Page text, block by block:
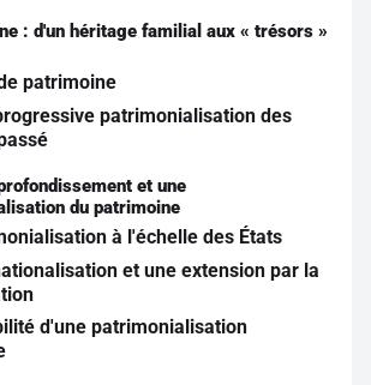
S'inscrire gratuitement
profiter de 10 contenus offerts.
: d'un héritage familial aux « trésors »
patrimoine
patrimonialisation des
et une
du patrimoine
à l'échelle des États
et une extension par la
d'une patrimonialisation